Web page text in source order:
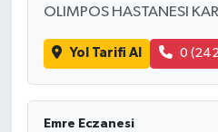
OLIMPOS HASTANESI
Yol Tarifi Al 0
Emre Eczanesi